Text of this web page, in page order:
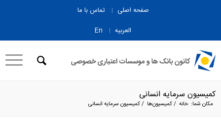
صفحه اصلی
تماس با ما
العربیه
En
کمیسیون سرمایه انسانی
مکان شما: خانه /کمیسیون‌ها /کمیسیون سرمایه انسانی